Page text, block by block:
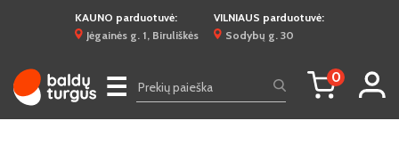
KAUNO parduotuvė:
Jėgainės g. 1, Biruliškės
VILNIAUS parduotuvė:
Sodybų g. 30
☰ 0